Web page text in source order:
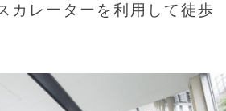
カレーターを利用して徒歩